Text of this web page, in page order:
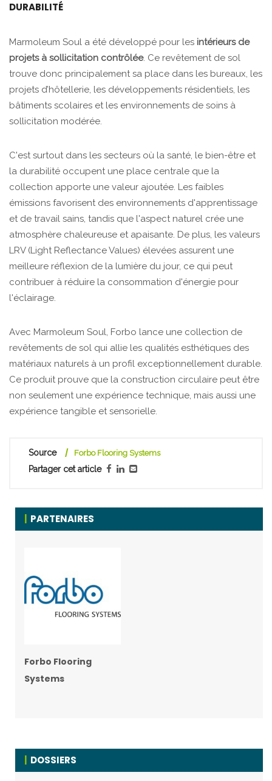
DURABILITÉ
Marmoleum Soul a été développé pour les intérieurs de
projets à sollicitation contrôlée. Ce revêtement de sol
trouve donc principalement sa place dans les bureaux, les
projets d’hôtellerie, les développements résidentiels, les
bâtiments scolaires et les environnements de soins à
sollicitation modérée.
C'est surtout dans les secteurs où la santé, le bien-être et
la durabilité occupent une place centrale que la
collection apporte une valeur ajoutée. Les faibles
émissions favorisent des environnements d'apprentissage
et de travail sains, tandis que l'aspect naturel crée une
atmosphère chaleureuse et apaisante. De plus, les valeurs
LRV (Light Reflectance Values) élevées assurent une
meilleure réflexion de la lumière du jour, ce qui peut
contribuer à réduire la consommation d'énergie pour
l'éclairage.
Avec Marmoleum Soul, Forbo lance une collection de
revêtements de sol qui allie les qualités esthétiques des
matériaux naturels à un profil exceptionnellement durable.
Ce produit prouve que la construction circulaire peut être
non seulement une expérience technique, mais aussi une
expérience tangible et sensorielle.
Source Forbo Flooring Systems
Partager cet article
PARTENAIRES
Forbo Flooring
Systems
DOSSIERS